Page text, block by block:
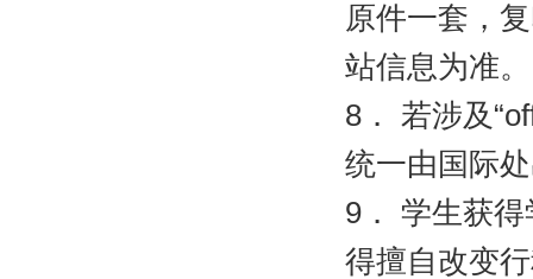
原件一套，
站信息为准。
8 ． 若涉及“
统一由国际
9 ．
学生获
得擅自改变